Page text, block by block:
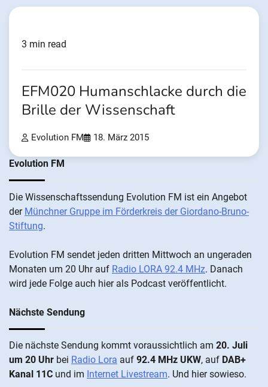
3 min read
EFM020 Humanschlacke durch die
Brille der Wissenschaft
Evolution FM 18. März 2015
Evolution FM
Die Wis­sen­schafts­send­ung Evolution FM ist ein An­ge­bot
der Münch­ner Grup­pe im För­der­kreis der Gi­ordano-Bruno-
Stiftung.
Evolution FM sen­det je­den drit­ten Mitt­woch an un­ge­ra­den
Mo­nat­en um 20 Uhr auf Radio LORA 92.4 MHz. Da­nach
wird je­de Fol­ge auch hier als Pod­cast ver­öffentlicht.
Nächste Sendung
Die näch­ste Sen­dung kommt vor­aus­sicht­lich am 20. Juli
um 20 Uhr bei Radio Lora auf 92.4 MHz UKW, auf DAB+
Kanal 11C und im Internet Livestream. Und hier sowieso.